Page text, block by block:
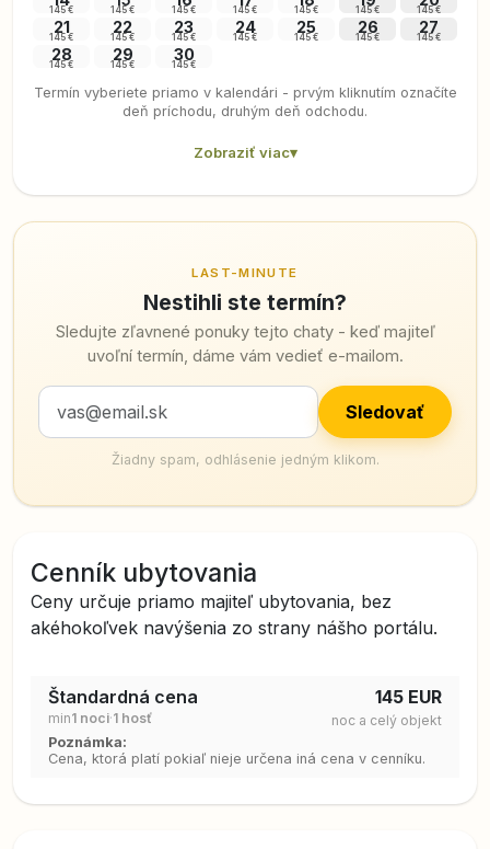
145 € 145 € 145 € 145 € 145 € 145 € 145 €
21
145 €
22
145 €
23
145 €
24
145 €
25
145 €
26
145 €
27
145 €
28
145 €
29
145 €
30
145 €
Termín vyberiete priamo v kalendári - prvým kliknutím označíte
deň príchodu, druhým deň odchodu.
Zobraziť viac▾
LAST-MINUTE
Nestihli ste termín?
Sledujte zľavnené ponuky tejto chaty - keď majiteľ
uvoľní termín, dáme vám vedieť e-mailom.
Sledovať
Žiadny spam, odhlásenie jedným klikom.
Cenník ubytovania
Ceny určuje priamo majiteľ ubytovania, bez
akéhokoľvek navýšenia zo strany nášho portálu.
Štandardná cena
min1 noci·1 hosť
145 EUR
noc a celý objekt
Poznámka:
Cena, ktorá platí pokiaľ nieje určena iná cena v cenníku.